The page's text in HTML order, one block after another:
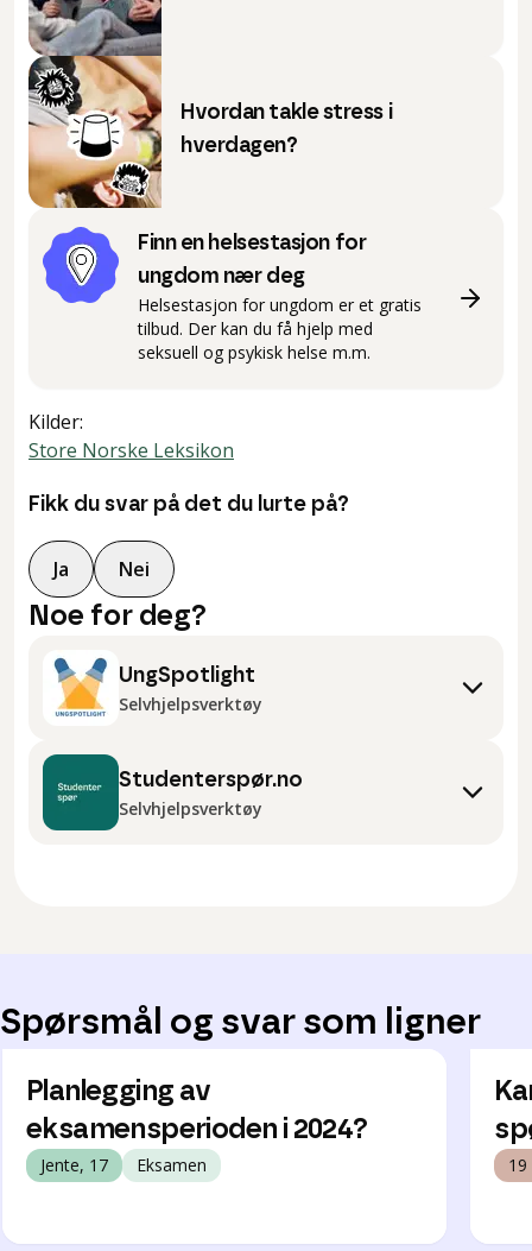
Hvordan takle stress i
hverdagen?
Finn en helsestasjon for
ungdom nær deg
Helsestasjon for ungdom er et gratis
tilbud. Der kan du få hjelp med
seksuell og psykisk helse m.m.
Kilder:
Store Norske Leksikon
Fikk du svar på det du lurte på?
Ja Nei
Noe for deg?
UngSpotlight
Selvhjelpsverktøy
Studenterspør.no
Selvhjelpsverktøy
Spørsmål og svar som ligner
Planlegging av
eksamensperioden i 2024?
Jente, 17 Eksamen 19